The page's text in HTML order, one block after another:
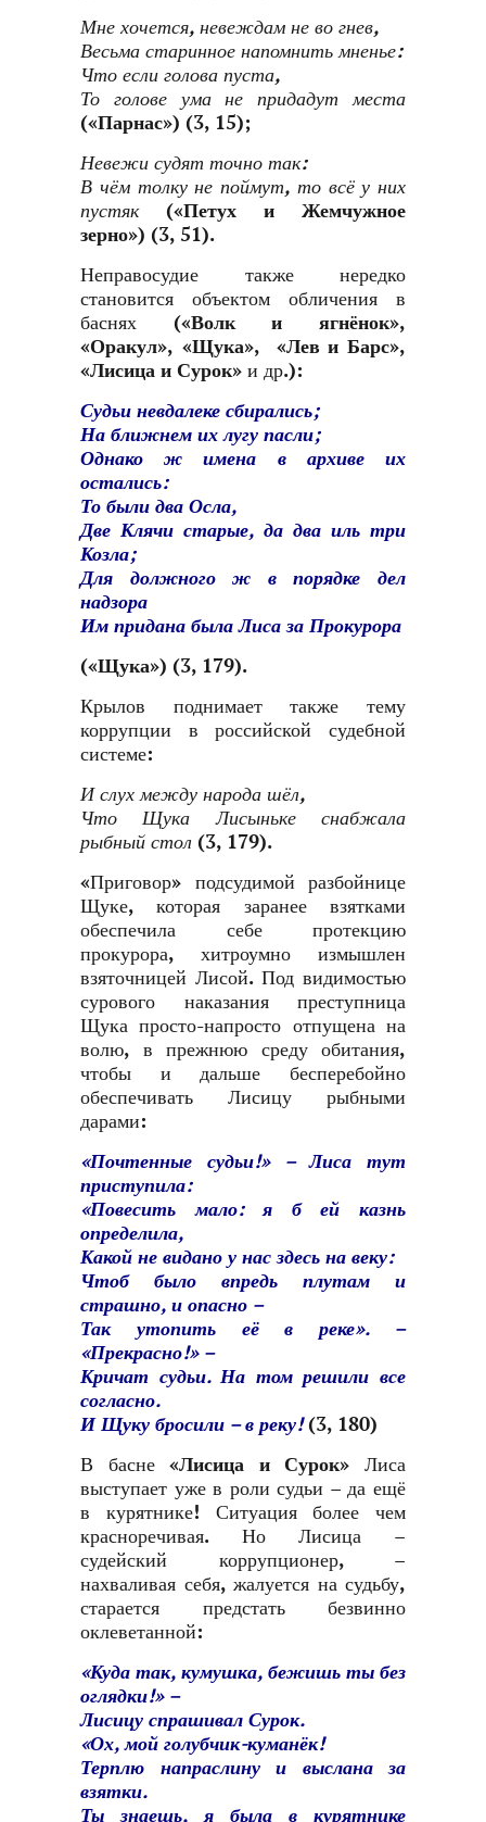
Мне хочется, невеждам не во гнев,
Весьма старинное напомнить мненье:
Что если голова пуста,
То голове ума не придадут места
(«Парнас») (3, 15);
Невежи судят точно так:
В чём толку не поймут, то всё у них
пустяк(«Петух и Жемчужное
зерно») (3, 51).
Неправосудие также нередко
становится объектом обличения в
баснях («Волк и ягнёнок»,
«Оракул», «Щука», «Лев и Барс»,
«Лисица и Сурок» и др.):
Судьи невдалеке сбирались;
На ближнем их лугу пасли;
Однако ж имена в архиве их
остались:
То были два Осла,
Две Клячи старые, да два иль три
Козла;
Для должного ж в порядке дел
надзора
Им придана была Лиса за Прокурора
(«Щука») (3, 179).
Крылов поднимает также тему
коррупции в российской судебной
системе:
И слух между народа шёл,
Что Щука Лисыньке снабжала
рыбный стол (3, 179).
«Приговор» подсудимой разбойнице
Щуке, которая заранее взятками
обеспечила себе протекцию
прокурора, хитроумно измышлен
взяточницей Лисой. Под видимостью
сурового наказания преступница
Щука просто-напросто отпущена на
волю, в прежнюю среду обитания,
чтобы и дальше бесперебойно
обеспечивать Лисицу рыбными
дарами:
«Почтенные судьи!» – Лиса тут
приступила:
«Повесить мало: я б ей казнь
определила,
Какой не видано у нас здесь на веку:
Чтоб было впредь плутам и
страшно, и опасно –
Так утопить её в реке». –
«Прекрасно!» –
Кричат судьи. На том решили все
согласно.
И Щуку бросили – в реку!(3, 180)
В басне«Лисица и Сурок»Лиса
выступает уже в роли судьи – да ещё
в курятнике! Ситуация более чем
красноречивая. Но Лисица –
судейский коррупционер, –
нахваливая себя, жалуется на судьбу,
старается предстать безвинно
оклеветанной:
«Куда так, кумушка, бежишь ты без
оглядки!» –
Лисицу спрашивал Сурок.
«Ох, мой голубчик-куманёк!
Терплю напраслину и выслана за
взятки.
Ты знаешь, я была в курятнике